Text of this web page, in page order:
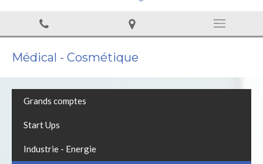
Médical - Cosmétique
Grands comptes
Start Ups
Industrie - Energie